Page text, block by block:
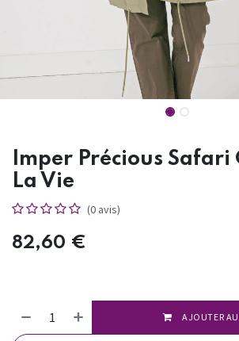
Imper Précious Safari
La Vie
(0 avis)
82,60 €
AJOUTER